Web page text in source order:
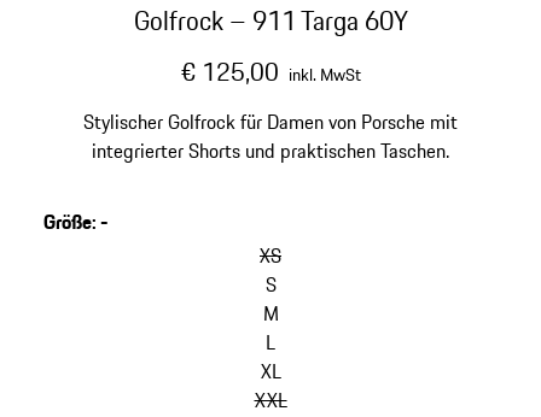
Golfrock – 911 Targa 60Y
€ 125,00 inkl. MwSt
Stylischer Golfrock für Damen von Porsche mit
integrierter Shorts und praktischen Taschen.
Größe:-
XS
S
M
L
XL
XXL